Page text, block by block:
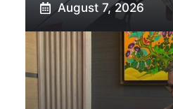
August 7, 2026